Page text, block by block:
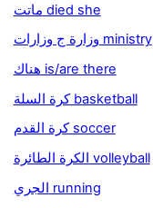
ماتت died she
وزارة ج وزارات ministry
هناك is/are there
كرة السلة basketball
كرة القدم soccer
الكرة الطائرة volleyball
الجري running